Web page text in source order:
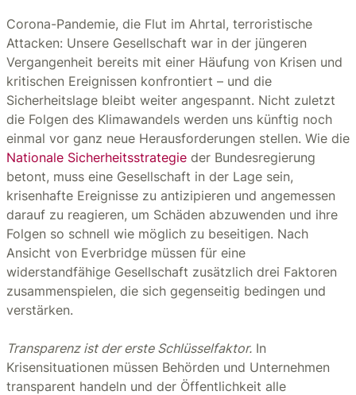
Corona-Pandemie, die Flut im Ahrtal, terroristische
Attacken: Unsere Gesellschaft war in der jüngeren
Vergangenheit bereits mit einer Häufung von Krisen und
kritischen Ereignissen konfrontiert – und die
Sicherheitslage bleibt weiter angespannt. Nicht zuletzt
die Folgen des Klimawandels werden uns künftig noch
einmal vor ganz neue Herausforderungen stellen. Wie die
Nationale Sicherheitsstrategie der Bundesregierung
betont, muss eine Gesellschaft in der Lage sein,
krisenhafte Ereignisse zu antizipieren und angemessen
darauf zu reagieren, um Schäden abzuwenden und ihre
Folgen so schnell wie möglich zu beseitigen. Nach
Ansicht von Everbridge müssen für eine
widerstandfähige Gesellschaft zusätzlich drei Faktoren
zusammenspielen, die sich gegenseitig bedingen und
verstärken.
Transparenz ist der erste Schlüsselfaktor. In
Krisensituationen müssen Behörden und Unternehmen
transparent handeln und der Öffentlichkeit alle